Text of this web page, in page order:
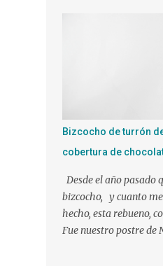
ingredientes si es
nuestra mezcla, tuve
en remojo en agua
de la Thermomix
programamos 10 min.
a 90º y le puse bien
Bizcocho de turrón
cobertura de
Desde el año pasado
bizcocho, y cuanto
hecho, esta rebueno,
Fue nuestro postre de